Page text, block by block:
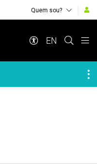
Quem sou?
EN